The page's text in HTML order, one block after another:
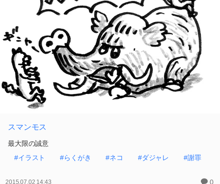
スマンモス
最大限の誠意
#イラスト
#らくがき #ネコ #ダジャレ #謝罪
2015.07.02 14:43 0